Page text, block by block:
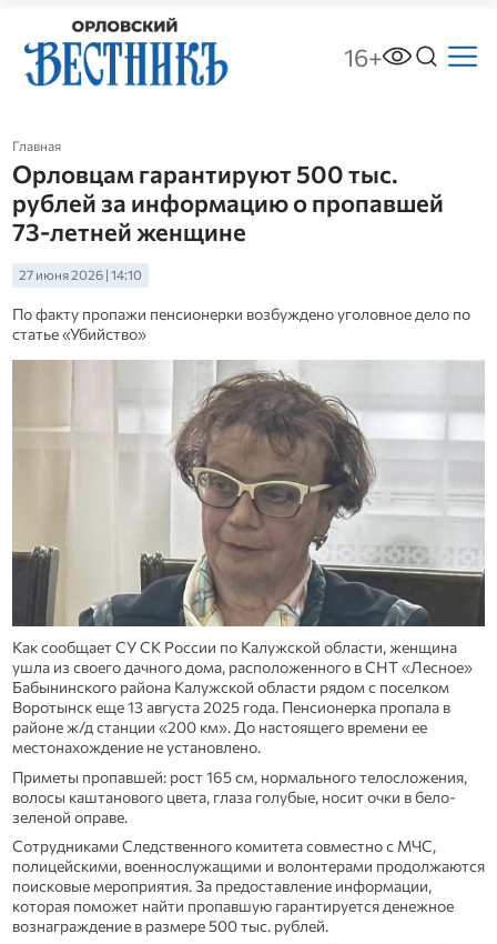
16+
Главная
Орловцам гарантируют 500 тыс.
рублей за информацию о пропавшей
73-летней женщине
27 июня 2026 | 14:10
По факту пропажи пенсионерки возбуждено уголовное дело по
статье «Убийство»
Как сообщает СУ СК России по Калужской области, женщина
ушла из своего дачного дома, расположенного в СНТ «Лесное»
Бабынинского района Калужской области рядом с поселком
Воротынск еще 13 августа 2025 года. Пенсионерка пропала в
районе ж/д станции «200 км». До настоящего времени ее
местонахождение не установлено.
Приметы пропавшей: рост 165 см, нормального телосложения,
волосы каштанового цвета, глаза голубые, носит очки в бело-
зеленой оправе.
Сотрудниками Следственного комитета совместно с МЧС,
полицейскими, военнослужащими и волонтерами продолжаются
поисковые мероприятия. За предоставление информации,
которая поможет найти пропавшую гарантируется денежное
вознаграждение в размере 500 тыс. рублей.